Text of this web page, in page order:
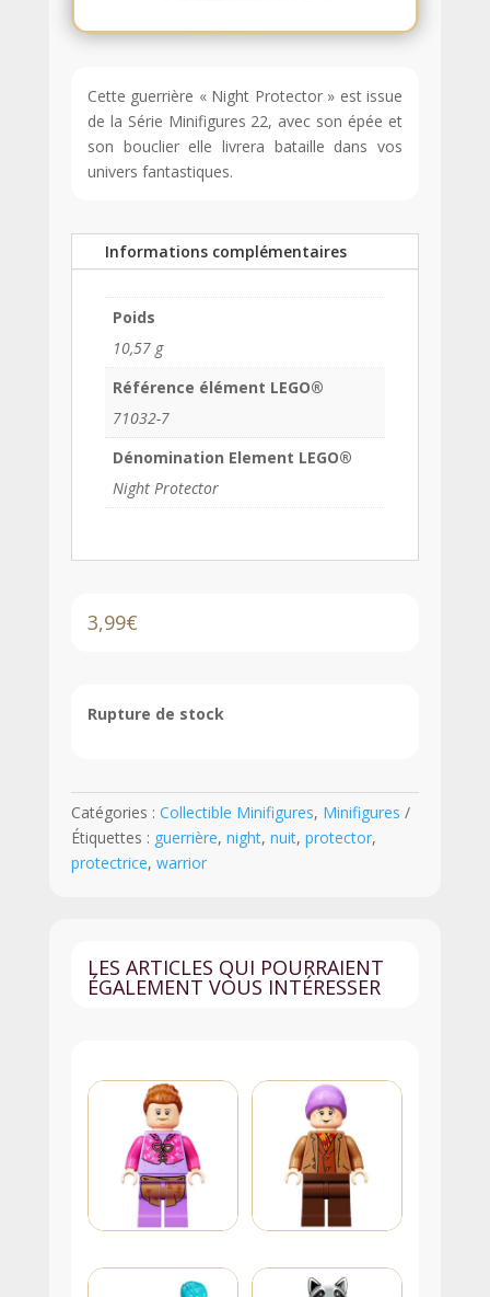
Cette guerrière « Night Protector » est issue
de la Série Minifigures 22, avec son épée et
son bouclier elle livrera bataille dans vos
univers fantastiques.
Informations complémentaires
Poids
10,57 g
Référence élément LEGO®
71032-7
Dénomination Element LEGO®
Night Protector
3,99€
Rupture de stock
Catégories : Collectible Minifigures, Minifigures
Étiquettes : guerrière, night, nuit, protector,
protectrice, warrior
LES ARTICLES QUI POURRAIENT
ÉGALEMENT VOUS INTÉRESSER